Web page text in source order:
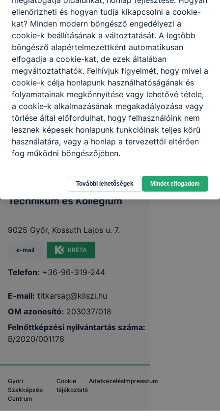
Győri SZC Kossuth Lajos
Technikum és Kollégium
9025 Győr, Kossuth Lajos u. 7.
e-mail KRÉTA
Telefon: +36-96-319-244
E-mail: titkarsag@kliszi.hu
OM azonosító: 203037/018
Felnőttképzési nyilvántartás száma:
B/2020/001178
Győri
Szakképzési
Centrum
Cookie
tájékoztató
AdatkezelésImpresszum
ellenőrizheti és hogyan tudja kikapcsolni a cookie-
kat? Minden modern böngésző engedélyezi a
cookie-k beállításának a változtatását. A legtöbb
böngésző alapértelmezettként automatikusan
elfogadja a cookie-kat, de ezek általában
megváltoztathatók. Felhívjuk figyelmét, hogy mivel a
cookie-k célja honlapunk használhatóságának és
folyamatainak megkönnyítése vagy lehetővé tétele,
a cookie-k alkalmazásának megakadályozása vagy
törlése által előfordulhat, hogy felhasználóink nem
lesznek képesek honlapunk funkcióinak teljes körű
használatára, vagy a honlap a tervezettől eltérően
fog működni böngészőjében.
További lehetőségek Mindet elfogadom